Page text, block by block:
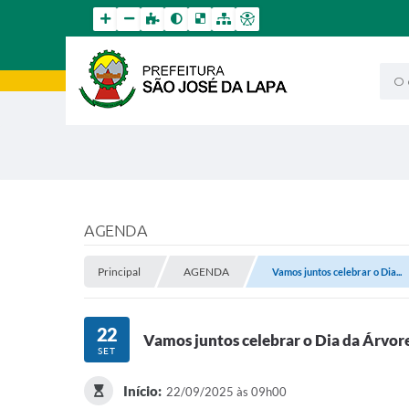
O
AGENDA
Principal AGENDA Vamos juntos celebrar o Dia...
22
SET
Vamos juntos celebrar o Dia da
Início: 22/09/2025 às 09h00